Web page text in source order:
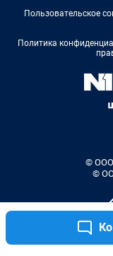
Пользовательское
Политика
© ООО
©